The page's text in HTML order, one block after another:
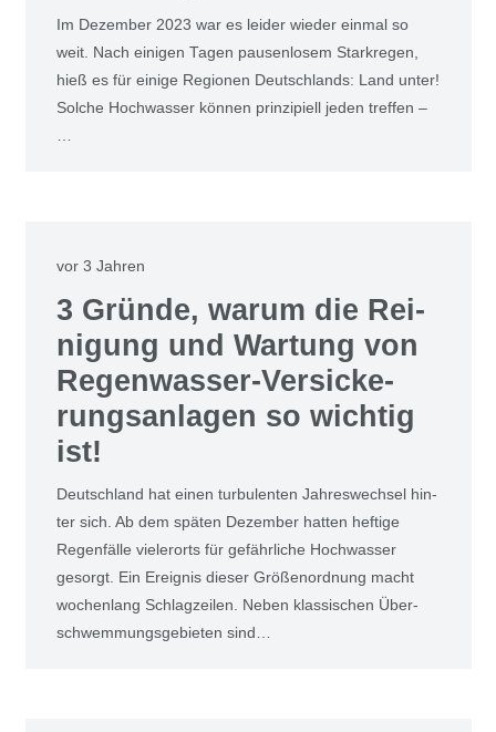
Im Dezem­ber 2023 war es lei­der wie­der ein­mal so
weit. Nach eini­gen Tagen pau­sen­lo­sem Stark­re­gen,
hieß es für eini­ge Regio­nen Deutsch­lands: Land unter!
Sol­che Hoch­was­ser kön­nen prin­zi­pi­ell jeden tref­fen –
vor 3 Jahren
3 Grün­de, war­um die Rei­
ni­gung und War­tung von
Regen­was­ser-Ver­si­cke­
rungs­an­la­gen so wich­tig
ist!
Deutsch­land hat einen tur­bu­len­ten Jah­res­wech­sel hin­
ter sich. Ab dem spä­ten Dezem­ber hat­ten hef­ti­ge
Regen­fäl­le vie­ler­orts für gefähr­li­che Hoch­was­ser
gesorgt. Ein Ereig­nis die­ser Grö­ßen­ord­nung macht
wochen­lang Schlag­zei­len. Neben klas­si­schen Über­
schwem­mungs­ge­bie­ten sind…